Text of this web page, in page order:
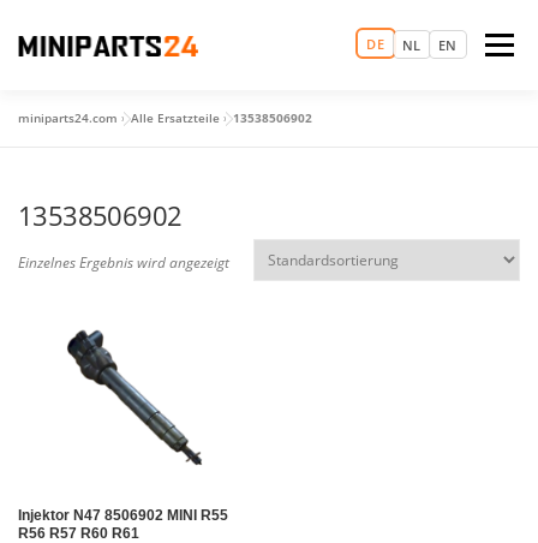
DE NL EN
Inhalt
springen
Menü
TERMIN VEREINBAREN
miniparts24.com »Alle Ersatzteile »13538506902
13538506902
Einzelnes Ergebnis wird angezeigt
Injektor N47 8506902 MINI R55
R56 R57 R60 R61